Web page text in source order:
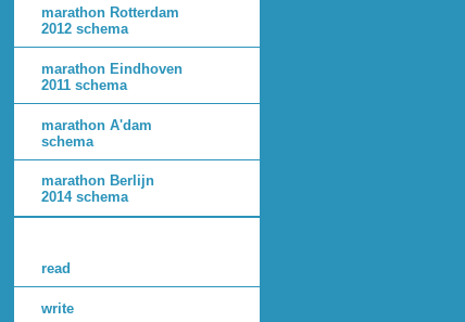
marathon Rotterdam
2012 schema
marathon Eindhoven
2011 schema
marathon A'dam
schema
marathon Berlijn
2014 schema
read
write